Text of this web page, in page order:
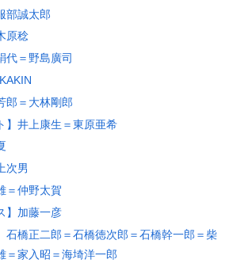
部誠太郎
原稔
代＝野島廣司
郎＝大林剛郎
】井上康生＝東原亜希
次男
＝仲野太賀
】加藤一彦
石橋正二郎＝石橋徳次郎＝石橋幹一郎＝柴
＝家入昭＝海埼洋一郎